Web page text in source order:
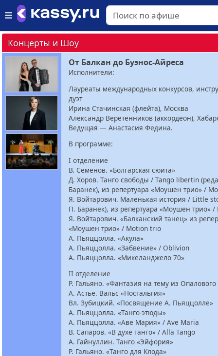
Концерты и Шоу
От Балкан до Буэнос-Айреса
Исполнители:
Лауреаты международных конкурсов,
дуэт
Ирина Стачинская (флейта), Москва
Александр Веретенников (аккордеон),
Ведущая — Анастасия Федина.
В программе:
I отделение
В. Семенов. «Болгарская сюита»
Д. Хоров. Танго свободы / Tango libertin
Баранек), из репертуара «Моушен трио» /
Я. Войтарович. Маленькая история / Little
П. Баранек), из репертуара «Моушен трио»
Я. Войтарович. «Балканский танец» из
«Моушен трио» / Motion trio
А. Пьяццолла. «Акула»
А. Пьяццолла. «Забвение» / Oblivion
А. Пьяццолла. «Микеланджело 70»
II отделение
Р. Гальяно. «Фантазия на тему из Опалового
А. Астье. Вальс «Ностальгия»
Вл. Зубицкий. «Посвящение А. Пьяццолле»
А. Пьяццолла. «Танго-этюды»
А. Пьяццолла. «Аве Мария» / Ave Maria
В. Сапаров. «В духе танго» / Alla Tango
А. Гайнуллин. Танго «Эйфория»
Р. Гальяно. «Танго для Клода»